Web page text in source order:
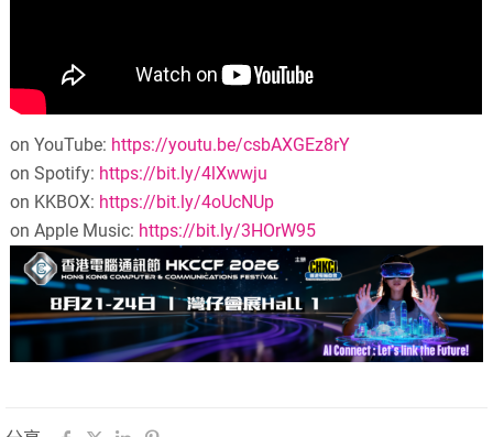
on YouTube: https://youtu.be/csbAXGEz8rY
on Spotify: https://bit.ly/4lXwwju
on KKBOX: https://bit.ly/4oUcNUp
on Apple Music: https://bit.ly/3HOrW95